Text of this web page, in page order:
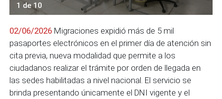
1 de 10
02/06/2026 Migraciones expidió más de 5 mil
pasaportes electrónicos en el primer día de atención sin
cita previa, nueva modalidad que permite a los
ciudadanos realizar el trámite por orden de llegada en
las sedes habilitadas a nivel nacional. El servicio se
brinda presentando únicamente el DNI vigente y el